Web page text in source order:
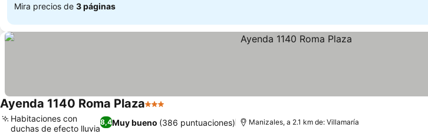
Mira precios de 3 páginas
Ayenda 1140 Roma Plaza3 Estrellas
8,4Muy bueno (386 puntuaciones)
Habitaciones con
duchas de efecto lluvia
Manizales, a 2.1 km de: Villamaría